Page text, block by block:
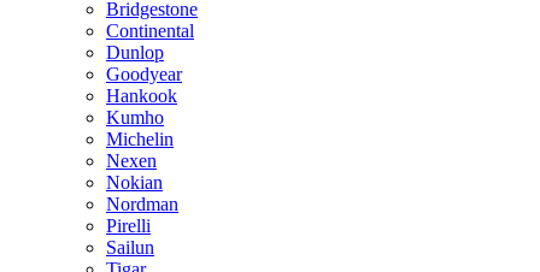
Bridgestone
Continental
Dunlop
Goodyear
Hankook
Kumho
Michelin
Nexen
Nokian
Nordman
Pirelli
Sailun